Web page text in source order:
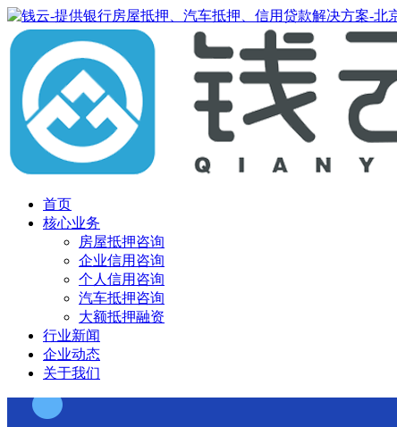
首页
核心业务
房屋抵押咨询
企业信用咨询
个人信用咨询
汽车抵押咨询
大额抵押融资
行业新闻
企业动态
关于我们